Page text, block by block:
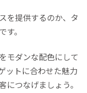
を提供するのか、タ
。
モダンな配色にして
ットに合わせた魅力
つなげましょう。